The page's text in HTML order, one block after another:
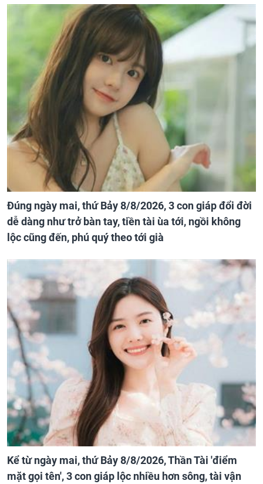
Đúng ngày mai, thứ Bảy 8/8/2026, 3 con giáp đổi đời
dễ dàng như trở bàn tay, tiền tài ùa tới, ngồi không
lộc cũng đến, phú quý theo tới già
Kể từ ngày mai, thứ Bảy 8/8/2026, Thần Tài 'điểm
mặt gọi tên', 3 con giáp lộc nhiều hơn sông, tài vận